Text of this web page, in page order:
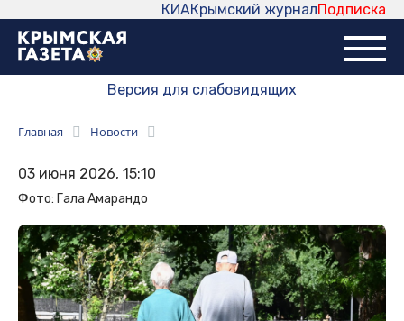
Подписка
Крымский журнал
КИА
Версия для слабовидящих
Главная Новости
03 июня 2026, 15:10
Фото: Гала Амарандо